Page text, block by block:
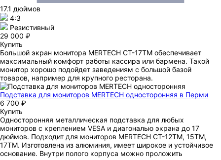
17.1 дюймов
4:3
Резистивный
29 000 ₽
Купить
Большой экран монитора MERTECH CT-17ТM обеспечивает
максимальный комфорт работы кассира или бармена. Такой
монитор хорошо подойдет заведениям с большой базой
товаров, например для крупного ресторана.
Подставка для мониторов MERTECH односторонняя в Перми
6 700 ₽
Купить
Односторонняя металлическая подставка для любых
мониторов с креплением VESA и диагональю экрана до 17
дюймов. Подходит для мониторов MERTECH CT-12ТМ, 15ТМ,
17ТМ. Изготовлена из алюминия, имеет широкое и устойчивое
основание. Внутри полого корпуса можно проложить